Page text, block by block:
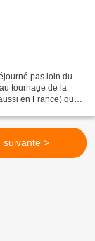
pas loin du
tournage de la
en France) qui a
suivante >